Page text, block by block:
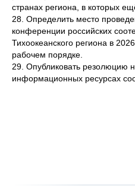
странах региона, в которых
28. Определить место
конференции российских
Тихоокеанского региона в
рабочем порядке.
29. Опубликовать резолюцию
информационных ресурсах